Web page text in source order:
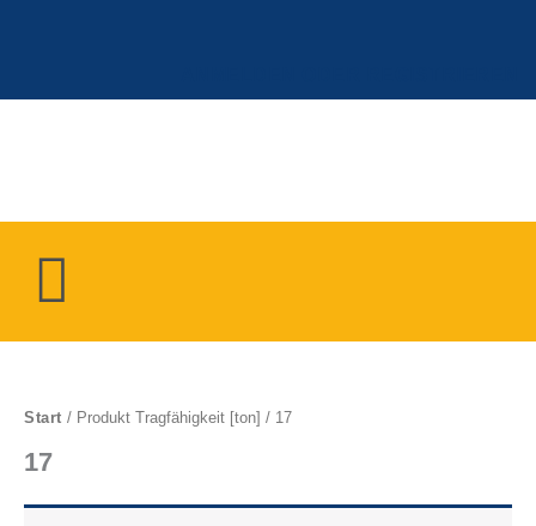
Start / Produkt Tragfähigkeit [ton] / 17
17